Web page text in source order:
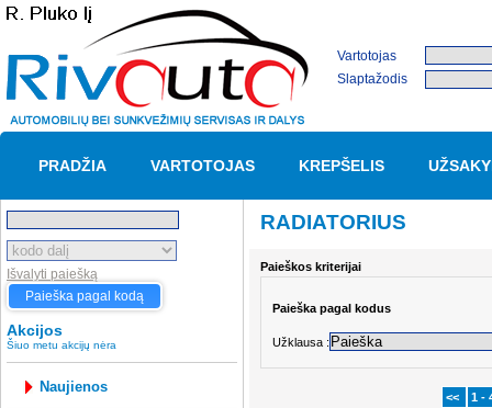
Vartotojas
Slaptažodis
PRADŽIA VARTOTOJAS KREPŠELIS
Išvalyti paiešką
Paieška pagal kodą
Akcijos
Šiuo metu akcijų nėra
Naujienos
RADIATORIUS
Paieškos kriterijai
Paieška pagal kodus
Užklausa :
<< 1 -